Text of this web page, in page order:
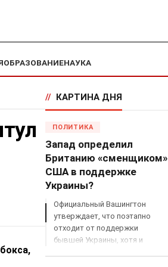
ОБРАЗОВАНИЕНАУКА
// КАРТИНА ДНЯ
ПОЛИТИКА
Запад определил
Британию «сменщиком»
США в поддержке
Украины?
Официальный Вашингтон
утверждает, что поэтапно
отходит от поддержки
бывшей Украины, хотя и